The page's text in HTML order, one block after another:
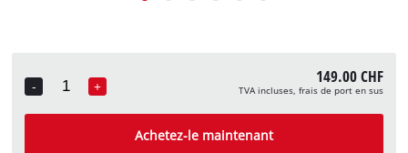
-
Quantity
+ 149.00 CHF
TVA incluses, frais de port en sus
Achetez-le maintenant